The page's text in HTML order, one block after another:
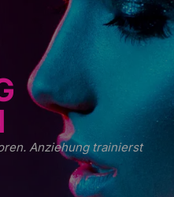
Anziehung trainierst